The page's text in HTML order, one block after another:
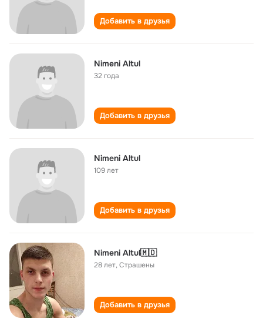
Добавить в друзья
Nimeni Altul
32 года
Добавить в друзья
Nimeni Altul
109 лет
Добавить в друзья
Nimeni Altul🇲🇩
28 лет,Страшены
Добавить в друзья